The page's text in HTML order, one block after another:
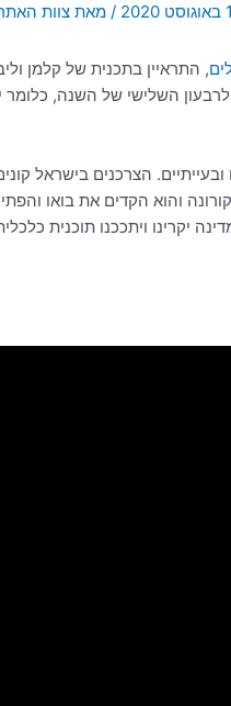
/ מאת צוות
, התראיין בתכנית של קלמן
לרבעון השלישי של השנה,
הצרכנים בישראל
והוא הקדים את בואו
יקרינו ויתככנו תוכנית